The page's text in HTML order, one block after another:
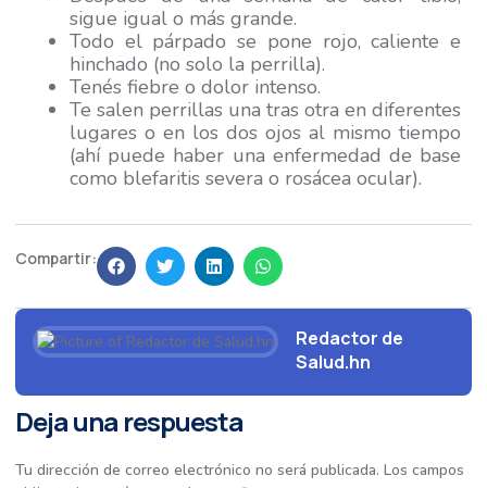
sigue igual o más grande.
Todo el párpado se pone rojo, caliente e
hinchado (no solo la perrilla).
Tenés fiebre o dolor intenso.
Te salen perrillas una tras otra en diferentes
lugares o en los dos ojos al mismo tiempo
(ahí puede haber una enfermedad de base
como blefaritis severa o rosácea ocular).
Compartir:
Redactor de
Salud.hn
Deja una respuesta
Tu dirección de correo electrónico no será publicada. Los campos